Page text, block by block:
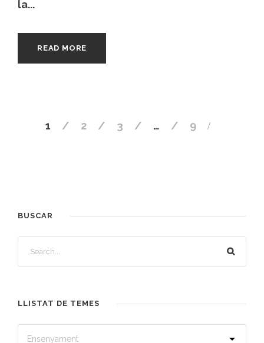
la...
READ MORE
1 2 3 … 9
BUSCAR
LLISTAT DE TEMES